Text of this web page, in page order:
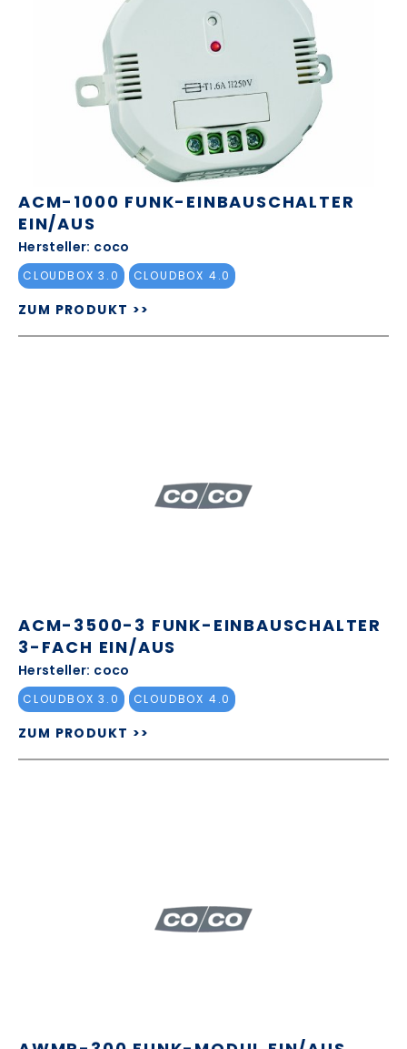
ACM-1000 FUNK-EINBAUSCHALTER
EIN/AUS
Hersteller: coco
CLOUDBOX 3.0 CLOUDBOX 4.0
ZUM PRODUKT >>
ACM-3500-3 FUNK-EINBAUSCHALTER
3-FACH EIN/AUS
Hersteller: coco
CLOUDBOX 3.0 CLOUDBOX 4.0
ZUM PRODUKT >>